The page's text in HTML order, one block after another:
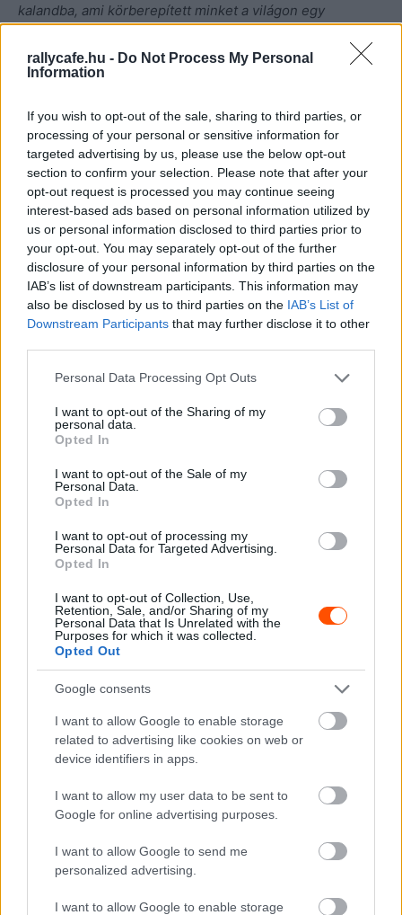
rallycafe.hu - Do Not Process My Personal
Information
If you wish to opt-out of the sale, sharing to third parties, or
processing of your personal or sensitive information for
targeted advertising by us, please use the below opt-out
section to confirm your selection. Please note that after your
opt-out request is processed you may continue seeing
interest-based ads based on personal information utilized by
us or personal information disclosed to third parties prior to
your opt-out. You may separately opt-out of the further
disclosure of your personal information by third parties on the
IAB’s list of downstream participants. This information may
also be disclosed by us to third parties on the IAB’s List of
Downstream Participants that may further disclose it to other
Please note that this website/app uses one or more Google
not limited to your visit or usage behaviour. You may click to
grant or deny consent to Google and its third-party tags to
use your data for below specified purposes in below Google
consent section.
Personal Data Processing Opt Outs
I want to opt-out of the Sharing of my
personal data.
Opted In
I want to opt-out of the Sale of my
Personal Data.
Opted In
I want to opt-out of processing my
Personal Data for Targeted Advertising.
Opted In
I want to opt-out of Collection, Use,
Retention, Sale, and/or Sharing of my
Personal Data that Is Unrelated with the
Purposes for which it was collected.
Opted Out
Google consents
I want to allow Google to enable storage
related to advertising like cookies on web or
device identifiers in apps.
I want to allow my user data to be sent to
Google for online advertising purposes.
I want to allow Google to send me
personalized advertising.
I want to allow Google to enable storage
kalandba, ami körberepített minket a világon egy
SAINZ XE Team minden tagja, beleértve magamat és Laiát
is, nagyon várjuk az új szezont, és mindenért meg
Míg a rally világbajnokot talán nem kell bemutatni,
csapattársa Laia Sanz kiléte némi felvilágosításra szorul.
A spanyol hölgy számtalan motocross és enduro
világbajnoki címet szerzett az elmúlt húsz év női
mezőnyében, és eddig minden Dakarját befejezte 2011
óta. Négy keréken pedig tavaly kezdett, ugyanebben a
csapatban.
„Más lesz ez az év, mert nem kell mindent a semmiből
kezdenünk. Már van tapasztalatunk az Odyssey 21-gyel,
és már jó pár kilométert levezettem négy keréken –
mondta Sanz.– Így jobban tudom majd segíteni a